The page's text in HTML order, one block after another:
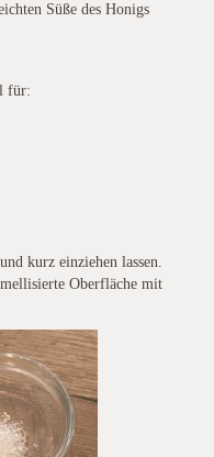
Süße des Honigs
für:
kurz einziehen lassen.
Oberfläche mit